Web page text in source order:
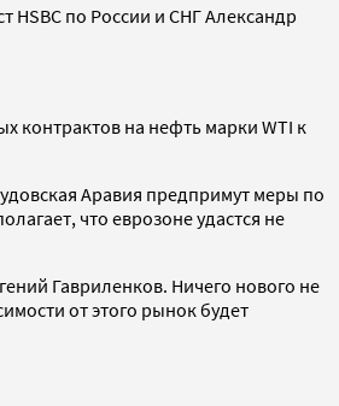
HSBC по России и СНГ Александр
контрактов на нефть марки WTI к
Аравия предпримут меры по
что еврозоне удастся не
Гавриленков. Ничего нового не
от этого рынок будет